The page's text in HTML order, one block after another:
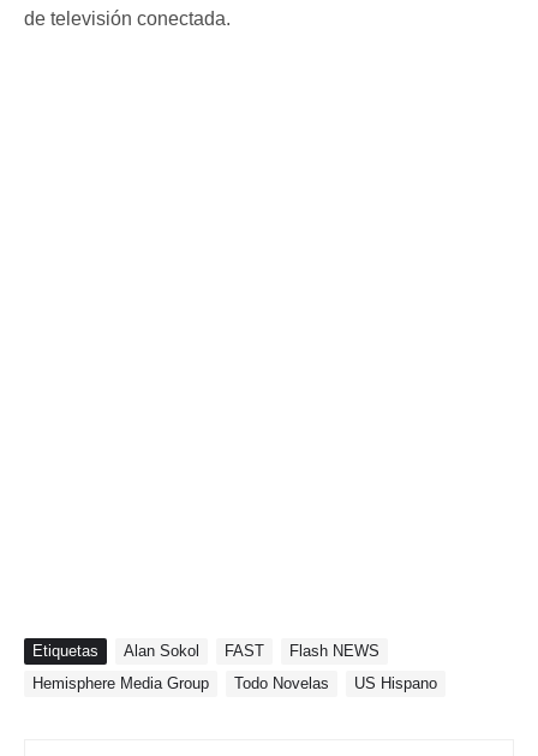
de televisión conectada.
Etiquetas Alan Sokol FAST
Flash NEWS
Hemisphere Media Group
Todo Novelas US Hispano